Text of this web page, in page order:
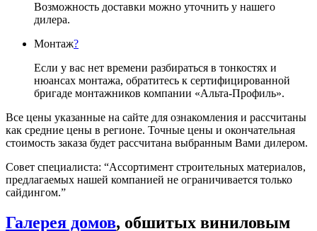
Возможность доставки можно уточнить у нашего
дилера.
Монтаж?
Если у вас нет времени разбираться в тонкостях и
нюансах монтажа, обратитесь к сертифицированной
бригаде монтажников компании «Альта-Профиль».
Все цены указанные на сайте для ознакомления и рассчитаны
как средние цены в регионе. Точные цены и окончательная
стоимость заказа будет рассчитана выбранным Вами дилером.
Совет специалиста: “Ассортимент строительных материалов,
предлагаемых нашей компанией не ограничивается только
сайдингом.”
Галерея домов, обшитых виниловым